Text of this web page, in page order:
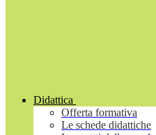
Didattica
Offerta formativa
Le schede didattiche